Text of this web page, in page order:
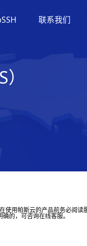
联系我们
用帕斯云的产品前务必阅
的，可咨询在线客服。